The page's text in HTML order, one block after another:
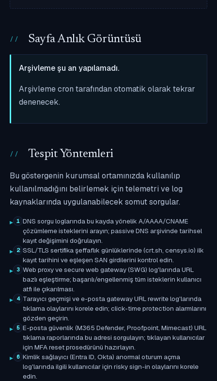
Sayfa Anlık Görüntüsü
Arşivleme şu an yapılamadı.
Arşivleme cron tarafından otomatik olarak tekrar
denenecek.
Tespit Yöntemleri
Bu göstergenin kurumsal ortamınızda kullanılıp
kullanılmadığını belirlemek için telemetri ve log
kaynaklarında uygulanabilecek somut sorgular.
1 DNS sorgu loglarında bu kayda yönelik A/AAAA/CNAME
çözümleme isteklerini arayın; passive DNS arşivinde tarihsel
kayıt değişimini doğrulayın.
2 SSL/TLS sertifika şeffaflık günlüklerinde (crt.sh, censys.io) ilk
kayıt tarihini ve eşleşen SAN girdilerini kontrol edin.
3 Web proxy ve secure web gateway (SWG) log'larında URL
bazlı eşleştirme; başarılı/engellenmiş tüm isteklerin kullanıcı
atfı ile çıkarılması.
4 Tarayıcı geçmişi ve e-posta gateway URL rewrite log'larında
tıklama olaylarını korele edin; click-time protection alarmlarını
gözden geçirin.
5 E-posta güvenlik (M365 Defender, Proofpoint, Mimecast) URL
tıklama raporlarında bu adresi sorgulayın; tıklayan kullanıcılar
için MFA reset prosedürünü hazırlayın.
6 Kimlik sağlayıcı (Entra ID, Okta) anormal oturum açma
log'larında ilgili kullanıcılar için risky sign-in olaylarını korele
edin.